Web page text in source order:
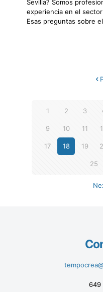
Sevilla? Somos
experiencia en el
Esas preguntas sobre
1 2 3
9 10 11
17 18 19
25
649